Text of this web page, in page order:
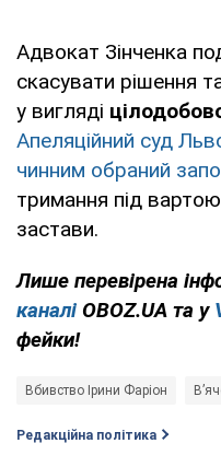
Адвокат Зінченка
скасувати рішення
у вигляді
Апеляційний суд
чинним обраний
тримання під
застави.
Лише перевірена
каналі OBOZ.UA та у
фейки!
Вбивство Ірини Фаріон
Редакційна політика